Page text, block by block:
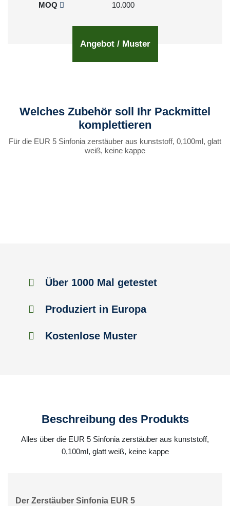
MOQ
10.000
Angebot / Muster
Welches Zubehör soll Ihr Packmittel
komplettieren
Für die EUR 5 Sinfonia zerstäuber aus kunststoff, 0,100ml, glatt
weiß, keine kappe
Über 1000 Mal getestet
Produziert in Europa
Kostenlose Muster
Beschreibung des Produkts
Alles über die EUR 5 Sinfonia zerstäuber aus kunststoff,
0,100ml, glatt weiß, keine kappe
Der Zerstäuber Sinfonia EUR 5